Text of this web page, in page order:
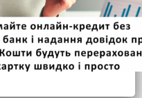
вулиця Хрещатик, 14
Київ, 01001
Україна